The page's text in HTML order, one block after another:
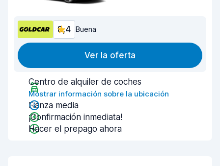
8,4 Buena
Ver la oferta
Centro de alquiler de coches
Mostrar información sobre la ubicación
Fianza media
¡Confirmación inmediata!
Hacer el prepago ahora